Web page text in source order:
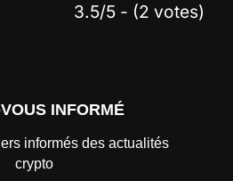
3.5/5 - (2 votes)
INFORMÉ
informés des actualités
crypto